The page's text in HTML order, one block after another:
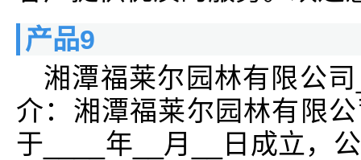
产品9
湘潭福莱尔园林有限公
介：湘潭福莱尔园林有限
于____年__月__日成立，